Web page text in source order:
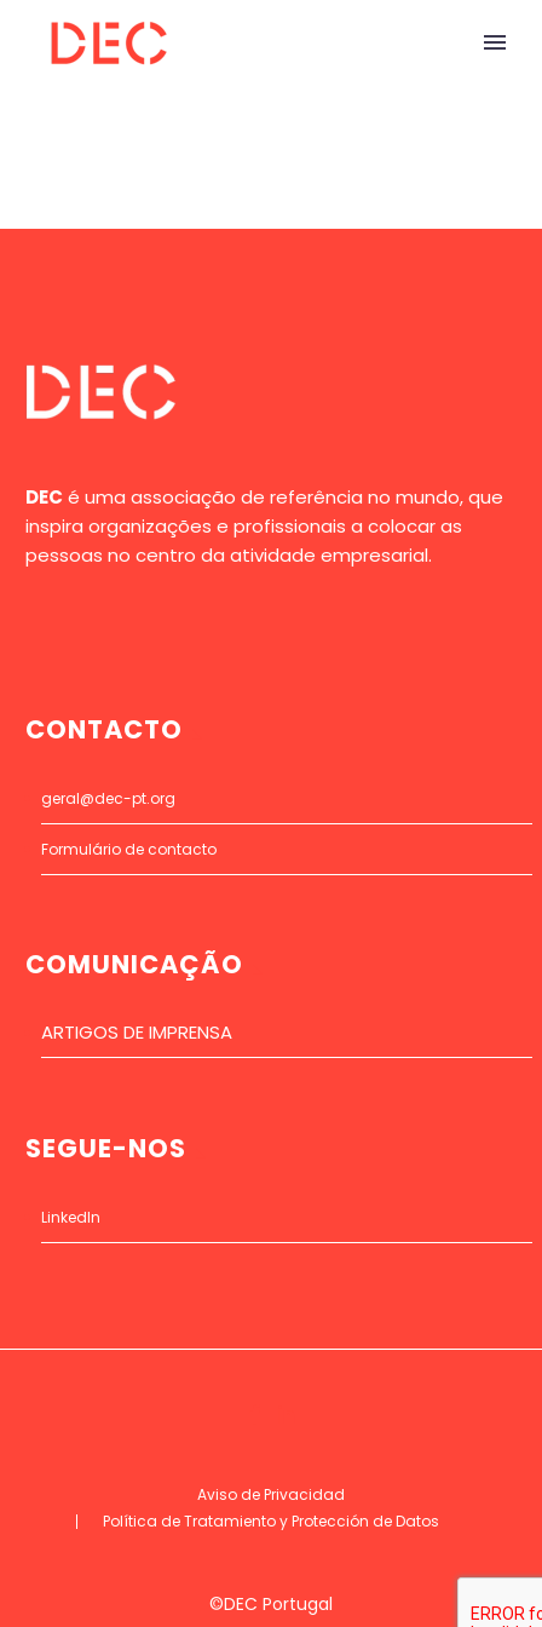
DEC é uma associação de referência no mundo, que
inspira organizações e profissionais a colocar as
pessoas no centro da atividade empresarial.
CONTACTO
geral@dec-pt.org
Formulário de contacto
COMUNICAÇÃO
ARTIGOS DE IMPRENSA
SEGUE-NOS
LinkedIn
Aviso de Privacidad
Política de Tratamiento y Protección de Datos
©DEC Portugal